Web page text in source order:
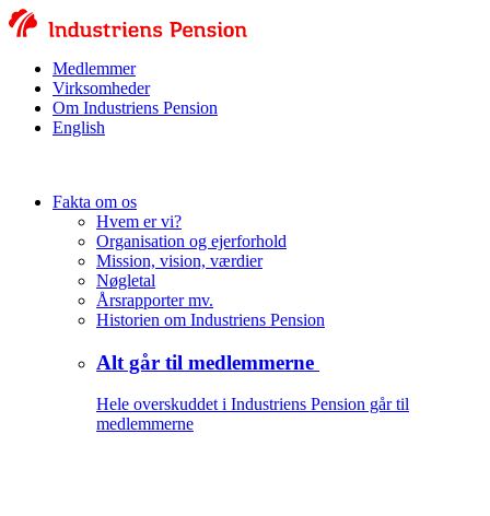
Medlemmer
Virksomheder
Om Industriens Pension
English
Fakta om os
Hvem er vi?
Organisation og ejerforhold
Mission, vision, værdier
Nøgletal
Årsrapporter mv.
Historien om Industriens Pension
Alt går til medlemmerne
Hele overskuddet i Industriens Pension går til
medlemmerne